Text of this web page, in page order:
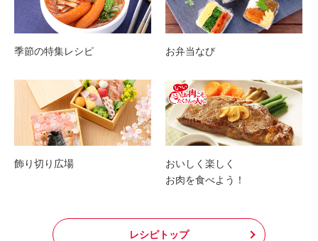
季節の特集レシピ お弁当なび
飾り切り広場
おいしく楽しく
お肉を食べよう！
レシピトップ